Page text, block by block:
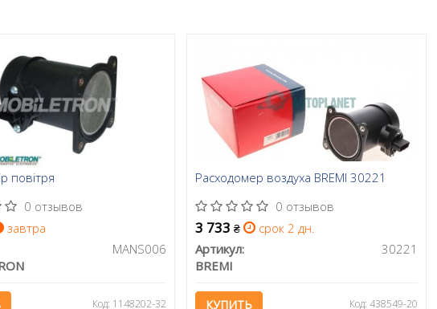
повітря
0 отзывов
завтра
MANS006
Код: 1148202-32
Расходомер воздуха BREMI 30221
0 отзывов
3 733 ₴
срок 2 дн.
Артикул:
30221
BREMI
КУПИТЬ Код: 438549-20